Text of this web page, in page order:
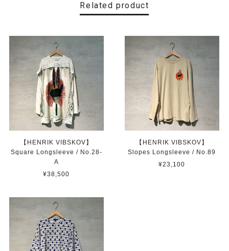
Related product
【HENRIK VIBSKOV】
Square Longsleeve / No.28-
A
¥38,500
【HENRIK VIBSKOV】
Slopes Longsleeve / No.89
¥23,100